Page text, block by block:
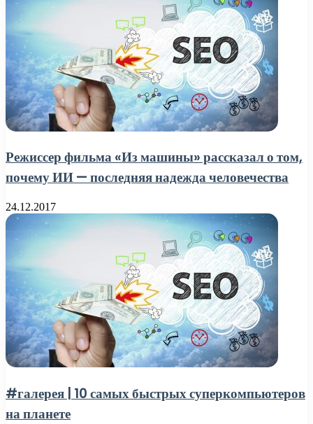
Режиссер фильма «Из машины» рассказал о том,
почему ИИ — последняя надежда человечества
24.12.2017
#галерея | 10 самых быстрых суперкомпьютеров
на планете